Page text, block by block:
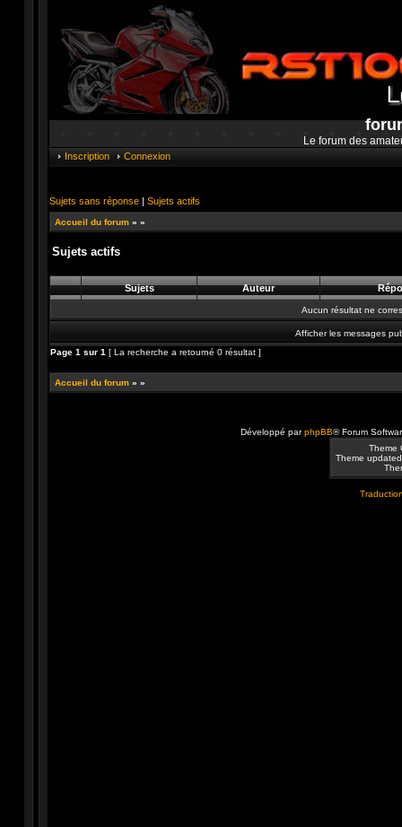
Le forum des
Inscription Connexion
Sujets sans réponse | Sujets actifs
Accueil du forum » »
Sujets actifs
Sujets Auteur
Aucun résultat ne
Afficher les messages
Page 1 sur 1 [ La recherche a retourné 0 résultat ]
Accueil du forum » »
Développé parphpBB® Forum
Theme
Theme